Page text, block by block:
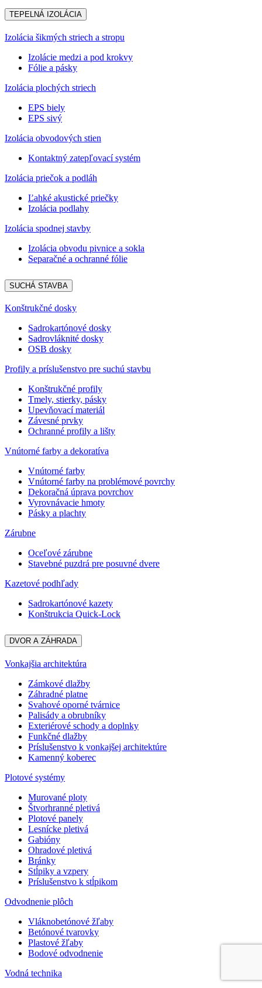
TEPELNÁ IZOLÁCIA
Izolácia šikmých striech a stropu
Izolácie medzi a pod krokvy
Fólie a pásky
Izolácia plochých striech
EPS biely
EPS sivý
Izolácia obvodových stien
Kontaktný zatepľovací systém
Izolácia priečok a podláh
Ľahké akustické priečky
Izolácia podlahy
Izolácia spodnej stavby
Izolácia obvodu pivnice a sokla
Separačné a ochranné fólie
SUCHÁ STAVBA
Konštrukčné dosky
Sadrokartónové dosky
Sadrovláknité dosky
OSB dosky
Profily a príslušenstvo pre suchú stavbu
Konštrukčné profily
Tmely, stierky, pásky
Upevňovací materiál
Závesné prvky
Ochranné profily a lišty
Vnútorné farby a dekoratíva
Vnútorné farby
Vnútorné farby na problémové povrchy
Dekoračná úprava povrchov
Vyrovnávacie hmoty
Pásky a plachty
Zárubne
Oceľové zárubne
Stavebné puzdrá pre posuvné dvere
Kazetové podhľady
Sadrokartónové kazety
Konštrukcia Quick-Lock
DVOR A ZÁHRADA
Vonkajšia architektúra
Zámkové dlažby
Záhradné platne
Svahové oporné tvárnice
Palisády a obrubníky
Exteriérové schody a doplnky
Funkčné dlažby
Príslušenstvo k vonkajšej architektúre
Kamenný koberec
Plotové systémy
Murované ploty
Štvorhranné pletivá
Plotové panely
Lesnícke pletivá
Gabióny
Ohradové pletivá
Bránky
Stĺpiky a vzpery
Príslušenstvo k stĺpikom
Odvodnenie plôch
Vláknobetónové žľaby
Betónové tvarovky
Plastové žľaby
Bodové odvodnenie
Vodná technika